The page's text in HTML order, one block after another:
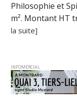
Philosophie et
m². Montant HT
la suite]
INFOMERCIAL